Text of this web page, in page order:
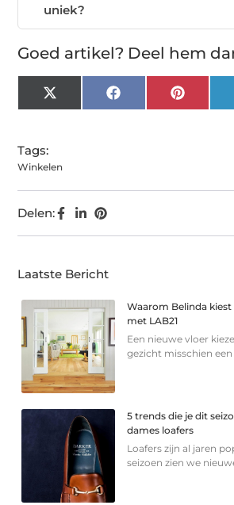
uniek?
Goed artikel? Deel hem
X
(Twitter)
Facebook
Tags:
Winkelen
Delen:
Laatste Bericht
Waarom Belinda
met LAB21
Een nieuwe vloer
gezicht misschien
5 trends die je dit
dames loafers
Loafers zijn al jaren
seizoen zien we